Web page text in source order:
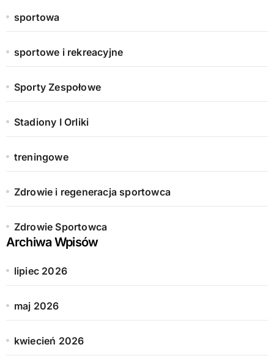
sportowa
sportowe i rekreacyjne
Sporty Zespołowe
Stadiony I Orliki
treningowe
Zdrowie i regeneracja sportowca
Zdrowie Sportowca
Archiwa Wpisów
lipiec 2026
maj 2026
kwiecień 2026